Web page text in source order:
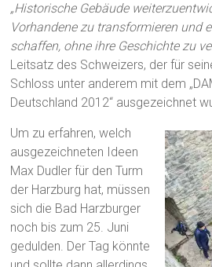
„Historische Gebäude
Vorhandene zu transformieren und
schaffen, ohne ihre Geschichte zu
Leitsatz des Schweizers, der für
Schloss unter anderem mit dem
Deutschland 2012“ ausgezeichnet
Um zu erfahren, welch
ausgezeichneten Ideen
Max Dudler für den Turm
der Harzburg hat, müssen
sich die Bad Harzburger
noch bis zum 25. Juni
gedulden. Der Tag könnte